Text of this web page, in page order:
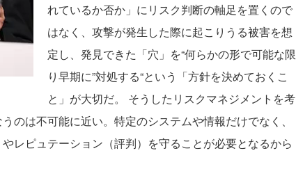
れているか否か」にリスク判断の軸足を置くので
はなく、攻撃が発生した際に起こりうる被害を想
定し、発見できた「穴」を“何らかの形で可能な限
り早期に”対処する“という「方針を決めておくこ
と」が大切だ。 そうしたリスクマネジメントを考
のは不可能に近い。特定のシステムや情報だけでなく、
レピュテーション（評判）を守ることが必要となるから